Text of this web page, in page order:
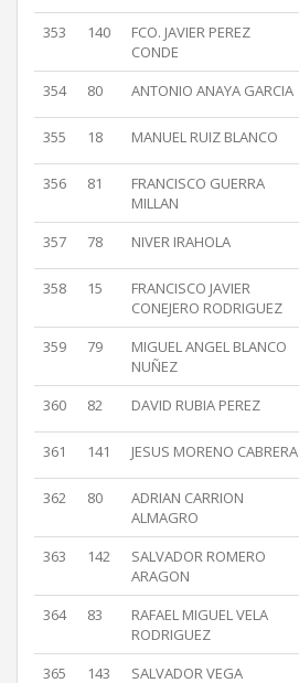
353 140
FCO. JAVIER PEREZ
CONDE
354 80 ANTONIO ANAYA GARCIA
355 18 MANUEL RUIZ BLANCO
356 81
FRANCISCO GUERRA
MILLAN
357 78 NIVER IRAHOLA
358 15
FRANCISCO JAVIER
CONEJERO RODRIGUEZ
359 79
MIGUEL ANGEL BLANCO
NUÑEZ
360 82 DAVID RUBIA PEREZ
361 141 JESUS MORENO CABRERA
362 80
ADRIAN CARRION
ALMAGRO
363 142
SALVADOR ROMERO
ARAGON
364 83
RAFAEL MIGUEL VELA
RODRIGUEZ
365 143 SALVADOR VEGA